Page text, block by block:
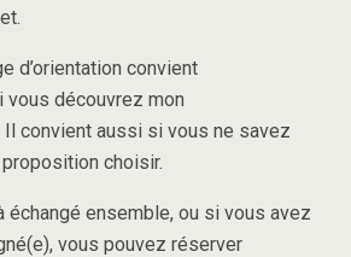
d’orientation convient
découvrez mon
Il convient aussi si vous ne savez
choisir.
échangé ensemble, ou si vous avez
vous pouvez réserver